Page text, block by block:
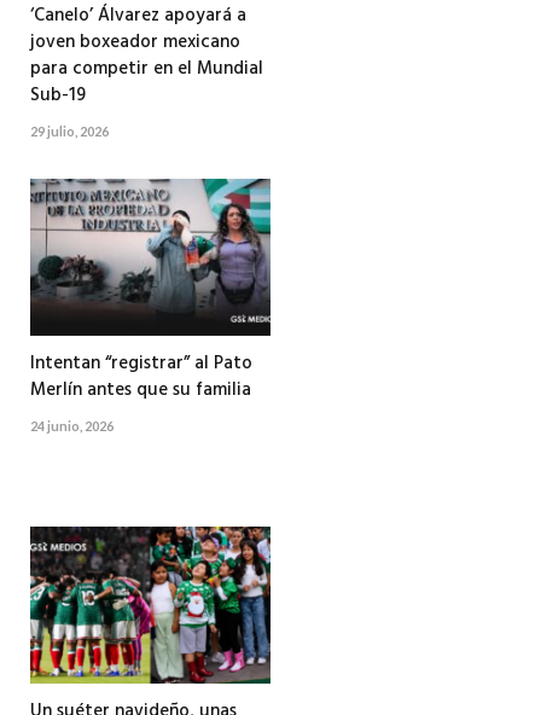
‘Canelo’ Álvarez apoyará a
joven boxeador mexicano
para competir en el Mundial
Sub-19
29 julio, 2026
Intentan “registrar” al Pato
Merlín antes que su familia
24 junio, 2026